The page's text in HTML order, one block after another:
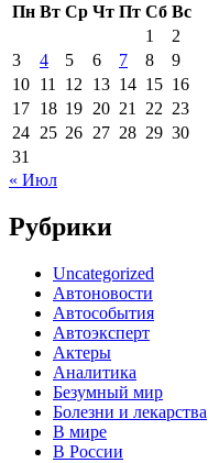
Пн Вт Ср Чт Пт Сб Вс
1
2
3
4 5 6 7 8
9
10 11 12 13 14 15 16
17 18 19 20 21 22 23
24 25 26 27 28 29 30
31
« Июл
Рубрики
Uncategorized
Автоновости
Автособытия
Автоэксперт
Актеры
Аналитика
Безумный мир
Болезни и лекарства
В мире
В России